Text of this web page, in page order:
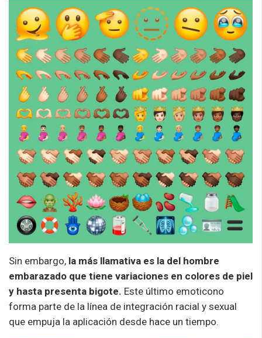
Sin embargo, la más llamativa es la del hombre
embarazado que tiene variaciones en colores de piel
y hasta presenta bigote. Este último emoticono
forma parte de la línea de integración racial y sexual
que empuja la aplicación desde hace un tiempo.